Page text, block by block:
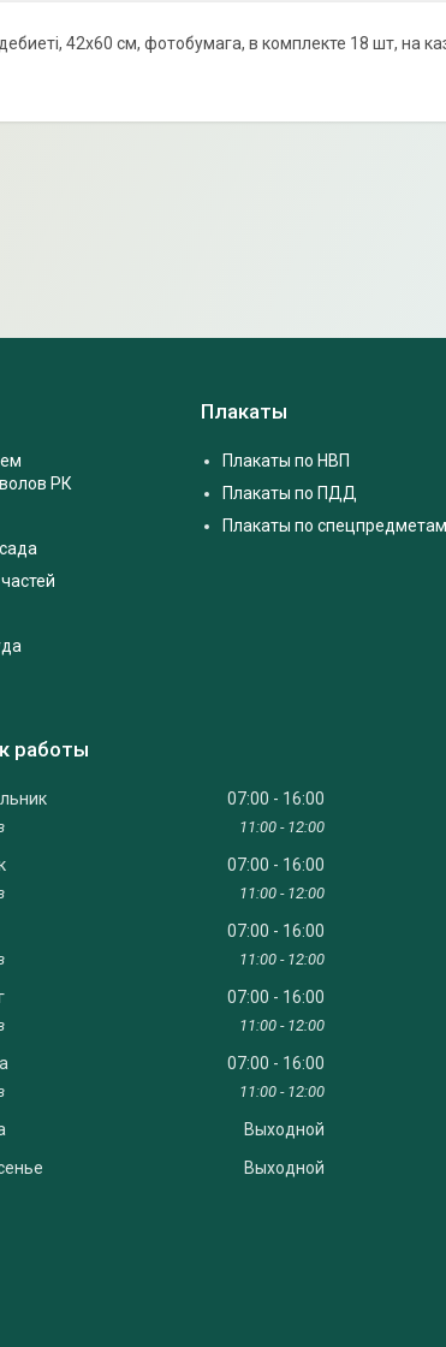
42х60 см, фотобумага, в комплекте 18 шт, на
РК
Плакаты
Плакаты по НВП
Плакаты по ПДД
Плакаты по спецпредметам
работы
07:00 16:00
11:00 12:00
07:00 16:00
11:00 12:00
07:00 16:00
11:00 12:00
07:00 16:00
11:00 12:00
07:00 16:00
11:00 12:00
Выходной
Выходной